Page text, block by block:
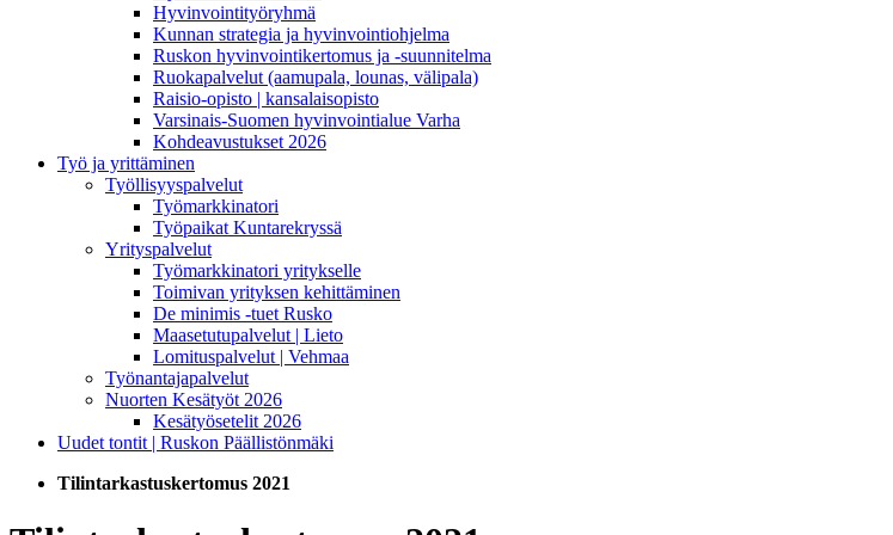
Hyvinvointityöryhmä
Kunnan strategia ja hyvinvointiohjelma
Ruskon hyvinvointikertomus ja -suunnitelma
Ruokapalvelut (aamupala, lounas, välipala)
Raisio-opisto | kansalaisopisto
Varsinais-Suomen hyvinvointialue Varha
Kohdeavustukset 2026
Työ ja yrittäminen
Työllisyyspalvelut
Työmarkkinatori
Työpaikat Kuntarekryssä
Yrityspalvelut
Työmarkkinatori yritykselle
Toimivan yrityksen kehittäminen
De minimis -tuet Rusko
Maasetutupalvelut | Lieto
Lomituspalvelut | Vehmaa
Työnantajapalvelut
Nuorten Kesätyöt 2026
Kesätyösetelit 2026
Uudet tontit | Ruskon Päällistönmäki
Tilintarkastuskertomus 2021